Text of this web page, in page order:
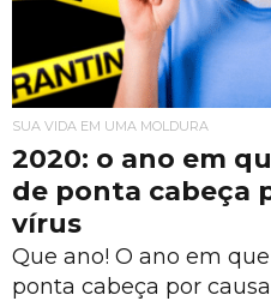
SUA VIDA EM UMA MOLDURA
2020: o ano em
de ponta cabeça
vírus
Que ano! O ano em
ponta cabeça por